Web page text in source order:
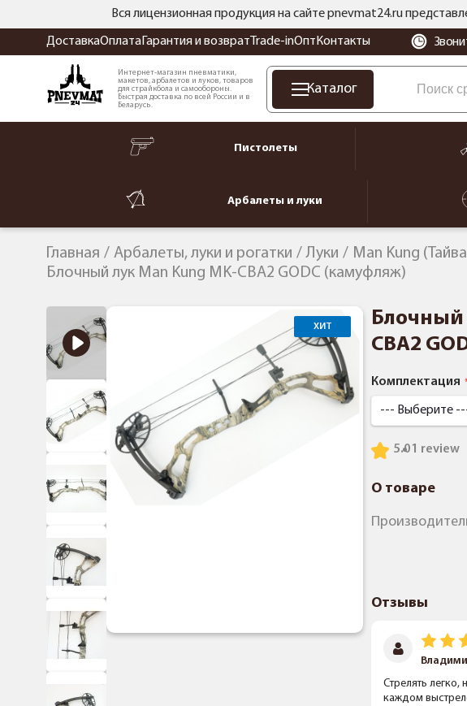
Вся лицензионная продукция на сайте pnevmat24.ru
ДоставкаОплата Гарантия и возврат Trade-inОпт Контакты
Интернет-магазин пневматики,
макетов, арбалетов и луков, товаров
для страйкбола и самообороны.
Быстрая доставка по всей России и в
Беларусь.
Каталог
Пистолеты
Арбалеты и луки
Главная Арбалеты, луки и рогатки Луки
Man Kung
Блочный лук Man Kung MK-CBA2 GODC (камуфляж)
ХИТ
Блочный
CBA2
Комплектация
1 review
5.0
О товаре
Отзывы
Стрелять легко,
каждом